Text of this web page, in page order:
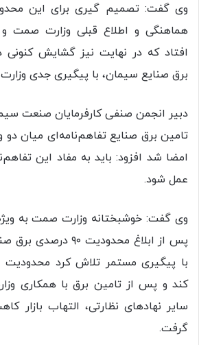
وی گفت: تصمیم گیری برای این
هماهنگی و اطلاع قبلی وزارت صمت
افتاد که در نهایت نیز گشایش کنونی
برق صنایع سیمان، با پیگیری جدی
دبیر انجمن صنفی کارفرمایان صنعت
تامین برق صنایع تفاهم‌نامه‌ای میان دو
امضا شد افزود: باید به مفاد این
عمل شود.
وی گفت: خوشبختانه وزارت صمت به
پس از ابلاغ محدودیت
با پیگیری مستمر تلاش کرد محدودیت
کند و پس از تامین برق با همکاری
سایر نهادهای نظارتی، التهاب بازار
گرفت.